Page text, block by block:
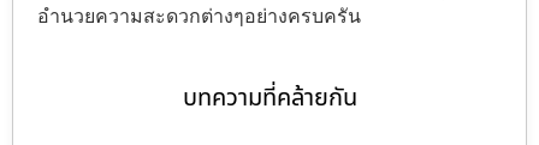
อำนวยความสะดวกต่างๆอย่างครบครัน
บทความที่คล้ายกัน